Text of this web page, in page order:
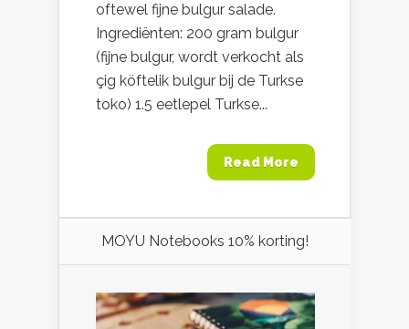
oftewel fijne bulgur salade.
Ingrediënten: 200 gram bulgur
(fijne bulgur, wordt verkocht als
çig köftelik bulgur bij de Turkse
toko) 1.5 eetlepel Turkse...
Read More
MOYU Notebooks 10% korting!